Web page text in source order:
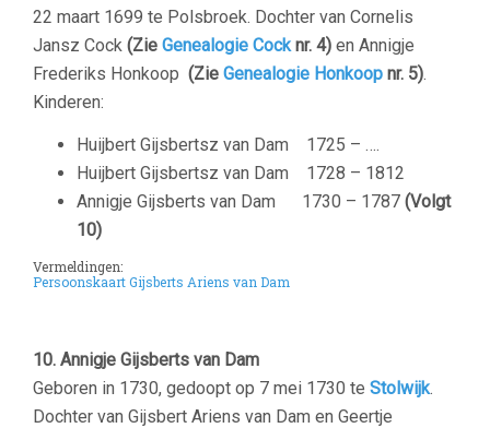
22 maart 1699 te Polsbroek. Dochter van Cornelis
Jansz Cock (Zie Genealogie Cocknr. 4) en Annigje
Frederiks Honkoop (Zie Genealogie Honkoop nr. 5).
Kinderen:
Huijbert Gijsbertsz van Dam 1725 – ….
Huijbert Gijsbertsz van Dam 1728 – 1812
Annigje Gijsberts van Dam 1730 – 1787 (Volgt
10)
Vermeldingen:
Persoonskaart Gijsberts Ariens van Dam
10. Annigje Gijsberts van Dam
Geboren in 1730, gedoopt op 7 mei 1730 te Stolwijk.
Dochter van Gijsbert Ariens van Dam en Geertje